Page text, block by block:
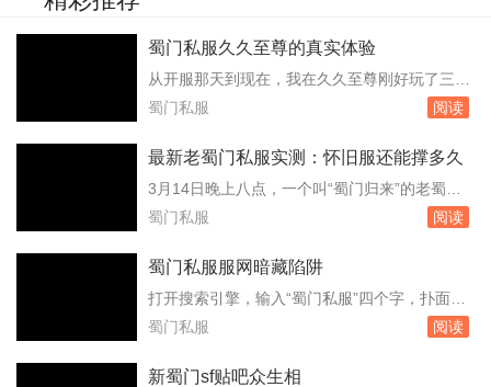
蜀门私服久久至尊的真实体验
从开服那天到现在，我在久久至尊刚好玩了三个
月。账号里那个峨眉角色停在九十三级，装备是
三，镶嵌的石头全是五级。之所以选这个服，是
看，晚上八点成都城摆摊的玩家把路堵得严严实
实，飞剑坐骑的光效几乎盖住了地面。这种热闹
蜀门私服 阅读
最新老蜀门私服实测：怀旧服还能撑多久
3月14日晚上八点，一个叫“蜀门归来”的老蜀门
私服无声无息地开服了。没有官网公告，没有广
一时间挤进去，发现服务器列表里已经排了三百
年。玩了一周，我把它当成一个活样本，想看看
这款快二十年的游戏，换了私服运营后到底还
蜀门私服 阅读
蜀门私服服网暗藏陷阱
打开搜索引擎，输入“蜀门私服”四个字，扑面而
来的是大量标榜“独家版本”“无限元宝”“上线满
甚至直接盗用官方标识，让人难以分辨。它们便
蜀门私服 阅读
新蜀门sf贴吧众生相